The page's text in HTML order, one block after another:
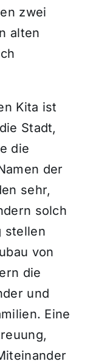
zwei
alten
Kita ist
Stadt,
die
der
sehr,
solch
stellen
von
die
und
Eine